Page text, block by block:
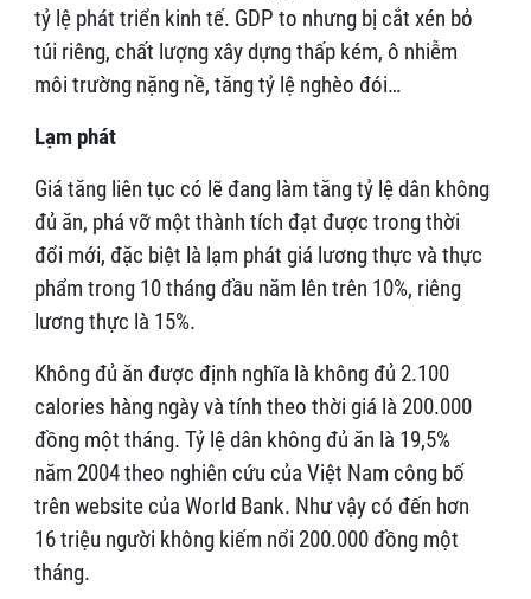
tỷ lệ phát triển kinh tế. GDP to nhưng bị cắt xén bỏ
túi riêng, chất lượng xây dựng thấp kém, ô nhiễm
môi trường nặng nề, tăng tỷ lệ nghèo đói…
Lạm phát
Giá tăng liên tục có lẽ đang làm tăng tỷ lệ dân không
đủ ăn, phá vỡ một thành tích đạt được trong thời
đổi mới, đặc biệt là lạm phát giá lương thực và thực
phẩm trong 10 tháng đầu năm lên trên 10%, riêng
lương thực là 15%.
Không đủ ăn được định nghĩa là không đủ 2.100
calories hàng ngày và tính theo thời giá là 200.000
đồng một tháng. Tỷ lệ dân không đủ ăn là 19,5%
năm 2004 theo nghiên cứu của Việt Nam công bố
trên website của World Bank. Như vậy có đến hơn
16 triệu người không kiếm nổi 200.000 đồng một
tháng.